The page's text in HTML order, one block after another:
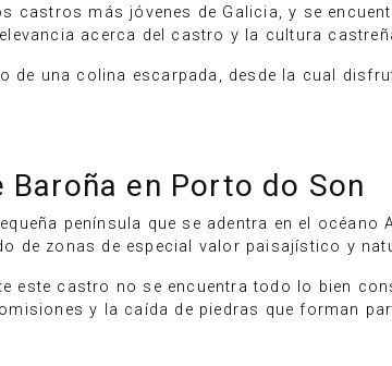
castros más jóvenes de Galicia, y se
acerca del castro y la cultura
de una colina escarpada, desde la cual
Baroña en Porto do Son
península que se adentra en el
de zonas de especial valor paisajístico y
este castro no se encuentra todo lo bien
y la caída de piedras que forman